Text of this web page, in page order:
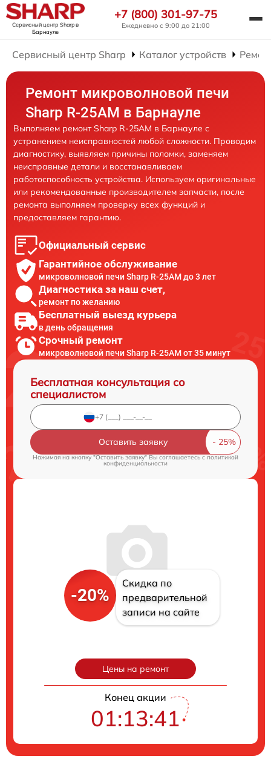
Сервисный центр Sharpв
Барнауле
+7 (800) 301-97-75
Ежедневно с 9:00 до 21:00
Сервисный центр Sharp Каталог устройств
Ремонт микроволновой печи
Sharp R-25AM в Барнауле
Выполняем ремонт Sharp R-25AM в Барнауле с
устранением неисправностей любой сложности. Проводим
диагностику, выявляем причины поломки, заменяем
неисправные детали и восстанавливаем
работоспособность устройства. Используем оригинальные
или рекомендованные производителем запчасти, после
ремонта выполняем проверку всех функций и
предоставляем гарантию.
Официальный сервис
Гарантийное обслуживание
микроволновой печи Sharp R-25AM до 3 лет
Диагностика за наш счет,
ремонт по желанию
Бесплатный выезд курьера
в день обращения
Срочный ремонт
микроволновой печи Sharp R-25AM от 35 минут
Бесплатная консультация со
специалистом
Оставить заявку
Нажимая на кнопку "Оставить заявку" Вы соглашаетесь cполитикой
конфиденциальности
-20%
Скидка по
предварительной
записи на сайте
Цены на ремонт
Конец акции
01:13:40